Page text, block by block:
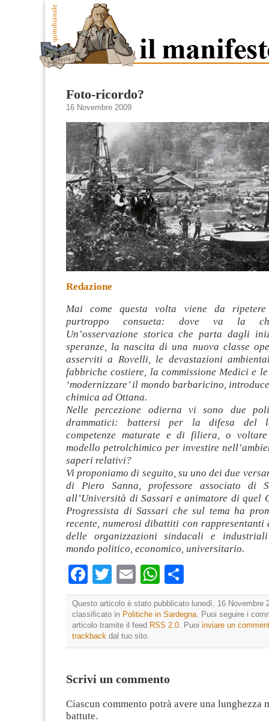
Foto-ricordo?
16 Novembre 2009
Redazione
Mai come questa volta viene da ripetere
purtroppo consueta: dove va la
Un’osservazione storica che parta dagli
speranze, la nascita di una nuova classe
asserviti a Rovelli, le devastazioni
fabbriche costiere, la commissione Medici e
‘modernizzare’ il mondo barbaricino,
chimica ad Ottana.
Nelle percezione odierna vi sono due
drammatici: battersi per la difesa del
competenze maturate e di filiera, o
modello petrolchimico per investire
saperi relativi?
Vi proponiamo di seguito, su uno dei due
di Piero Sanna, professore associato di
all’Università di Sassari e animatore di quel
Progressista di Sassari che sul tema ha
recente, numerosi dibattiti con
delle organizzazioni sindacali e
mondo politico, economico, universitario.
Facebook
TwitterEmailWhatsApp
Questo articolo è stato pubblicato lunedì, 16 Novembre
classificato in Politiche in Sardegna . Puoi seguire i
articolo tramite il feed RSS 2.0 . Puoi inviare un
trackback dal tuo sito.
Scrivi un commento
Ciascun commento potrà avere una lunghezza
battute.